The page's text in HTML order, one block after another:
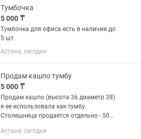
Тумбочка
5 000 ₸
Тумбочка для офиса есть в наличии до
5 шт
Астана, сегодня
Продам кашпо тумбу
5 000 ₸
Продам кашпо (высота 36 диаметр 38)
я ее использовала как тумбу.
Столешница продается отдельно - 5000
(ЖК Саранда)
Астана, сегодня